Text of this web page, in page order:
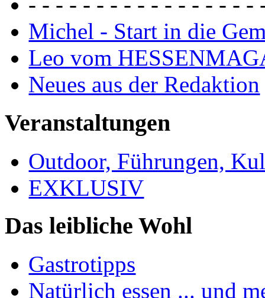
Michel - Start in die
Leo vom
Neues aus der Redaktion
Veranstaltungen
Outdoor, Führungen,
EXKLUSIV
Das leibliche Wohl
Gastrotipps
Natürlich essen ... und